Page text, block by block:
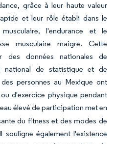
grâce à leur haute valeur
et leur rôle établi dans le
l'endurance et le
musculaire maigre. Cette
des données nationales de
national de statistique et de
personnes au Mexique ont
d'exercice physique pendant
élevé de participation met en
du fitness et des modes de
également l'existence